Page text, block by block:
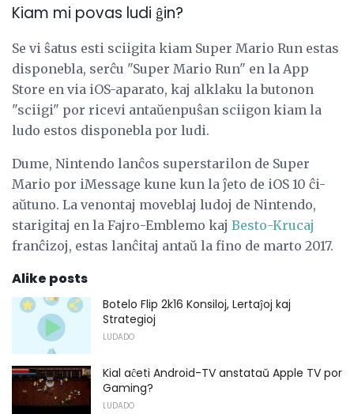
Kiam mi povas ludi ĝin?
Se vi ŝatus esti sciigita kiam Super Mario Run estas
disponebla, serĉu "Super Mario Run" en la App
Store en via iOS-aparato, kaj alklaku la butonon
"sciigi" por ricevi antaŭenpuŝan sciigon kiam la
ludo estos disponebla por ludi.
Dume, Nintendo lanĉos superstarilon de Super
Mario por iMessage kune kun la ĵeto de iOS 10 ĉi-
aŭtuno. La venontaj moveblaj ludoj de Nintendo,
starigitaj en la Fajro-Emblemo kaj Besto-Krucaj
franĉizoj, estas lanĉitaj antaŭ la fino de marto 2017.
Alike posts
Botelo Flip 2k16 Konsiloj, Lertaĵoj kaj
Strategioj
LUDADO
Kial aĉeti Android-TV anstataŭ Apple TV por
Gaming?
LUDADO